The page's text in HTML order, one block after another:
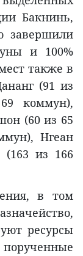
Бакнинь,
завершили
и 100%
также в
(91 из
коммун),
(60 из 65
Нгеан
(163 из 166
в том
ресурсы